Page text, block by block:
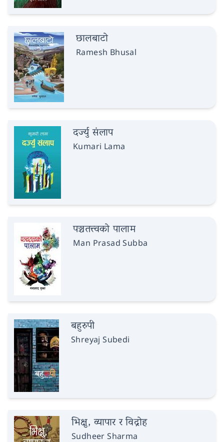
छालबाटो
Ramesh Bhusal
दर्ज्यु संलाप
Kumari Lama
पञ्चतत्त्वको पालाम
Man Prasad Subba
बहुरुपी
Shreyaj Subedi
भिक्षु, व्यापार र विद्रोह
Sudheer Sharma